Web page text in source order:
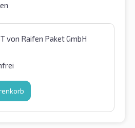
von Raifen Paket GmbH